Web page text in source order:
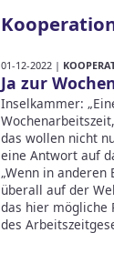
01-12-2022 |
Ja zur
Inselkammer:
das wollen nicht
eine Antwort auf
„Wenn in
überall auf der
das hier mögliche
des